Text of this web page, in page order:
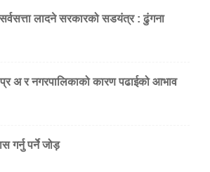
लादने सरकारको सडयंत्र : ढुंगना
प्र अ र नगरपालिकाको कारण पढाईको आभाव
गर्नु पर्ने जोड़